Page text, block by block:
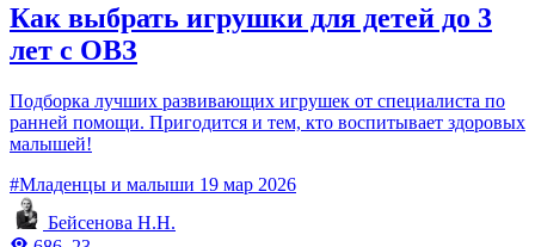
Как выбрать игрушки для детей до 3
лет с ОВЗ
Подборка лучших развивающих игрушек от специалиста по
ранней помощи. Пригодится и тем, кто воспитывает здоровых
малышей!
#Младенцы и малыши 19 мар 2026
Бейсенова Н.Н.